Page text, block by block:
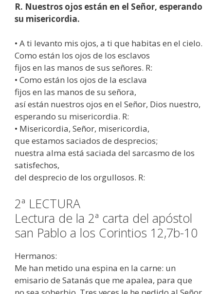
R. Nuestros ojos están en el Señor, esperando
su misericordia.
• A ti levanto mis ojos, a ti que habitas en el cielo.
Como están los ojos de los esclavos
fijos en las manos de sus señores. R:
• Como están los ojos de la esclava
fijos en las manos de su señora,
así están nuestros ojos en el Señor, Dios nuestro,
esperando su misericordia. R:
• Misericordia, Señor, misericordia,
que estamos saciados de desprecios;
nuestra alma está saciada del sarcasmo de los
satisfechos,
del desprecio de los orgullosos. R:
2ª LECTURA
Lectura de la 2ª carta del apóstol
san Pablo a los Corintios 12,7b-10
Hermanos:
Me han metido una espina en la carne: un
emisario de Satanás que me apalea, para que